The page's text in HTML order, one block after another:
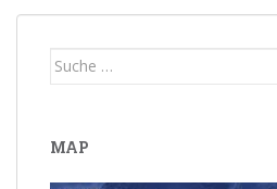
Suche
MAP